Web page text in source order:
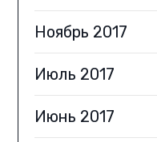
Ноябрь 2017
Июль 2017
Июнь 2017